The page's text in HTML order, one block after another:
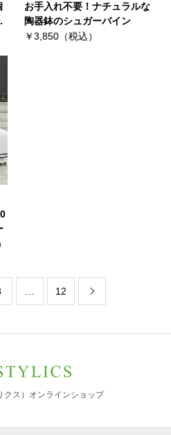
お手入れ不要！ナチュラルな
陶器鉢のシュガーバイン
￥3,850（税込）
12 
クス）オンラインショップ